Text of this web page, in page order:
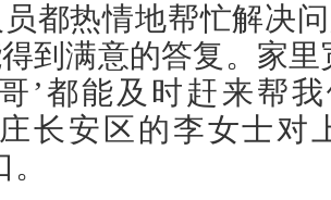
都热情地帮忙解决
到满意的答复。家
’都能及时赶来帮
长安区的李女士对